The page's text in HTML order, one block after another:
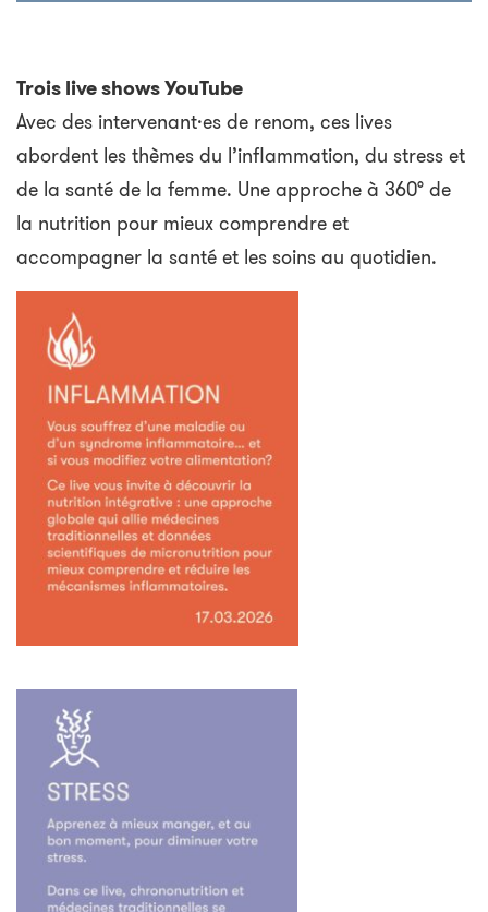
Trois live shows YouTube
Avec des intervenant·es de renom, ces lives
abordent les thèmes du l’inflammation, du stress et
de la santé de la femme. Une approche à 360° de
la nutrition pour mieux comprendre et
accompagner la santé et les soins au quotidien.